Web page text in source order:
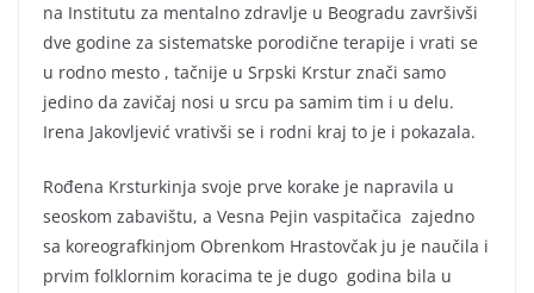
na Institutu za mentalno zdravlje u Beogradu završivši
dve godine za sistematske porodične terapije i vrati se
u rodno mesto , tačnije u Srpski Krstur znači samo
jedino da zavičaj nosi u srcu pa samim tim i u delu.
Irena Jakovljević vrativši se i rodni kraj to je i pokazala.
Rođena Krsturkinja svoje prve korake je napravila u
seoskom zabavištu, a Vesna Pejin vaspitačica zajedno
sa koreografkinjom Obrenkom Hrastovčak ju je naučila i
prvim folklornim koracima te je dugo godina bila u